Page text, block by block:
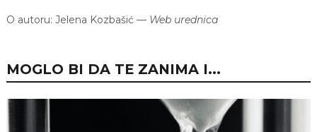
O autoru: Jelena Kozbašić — Web urednica
MOGLO BI DA TE ZANIMA I...